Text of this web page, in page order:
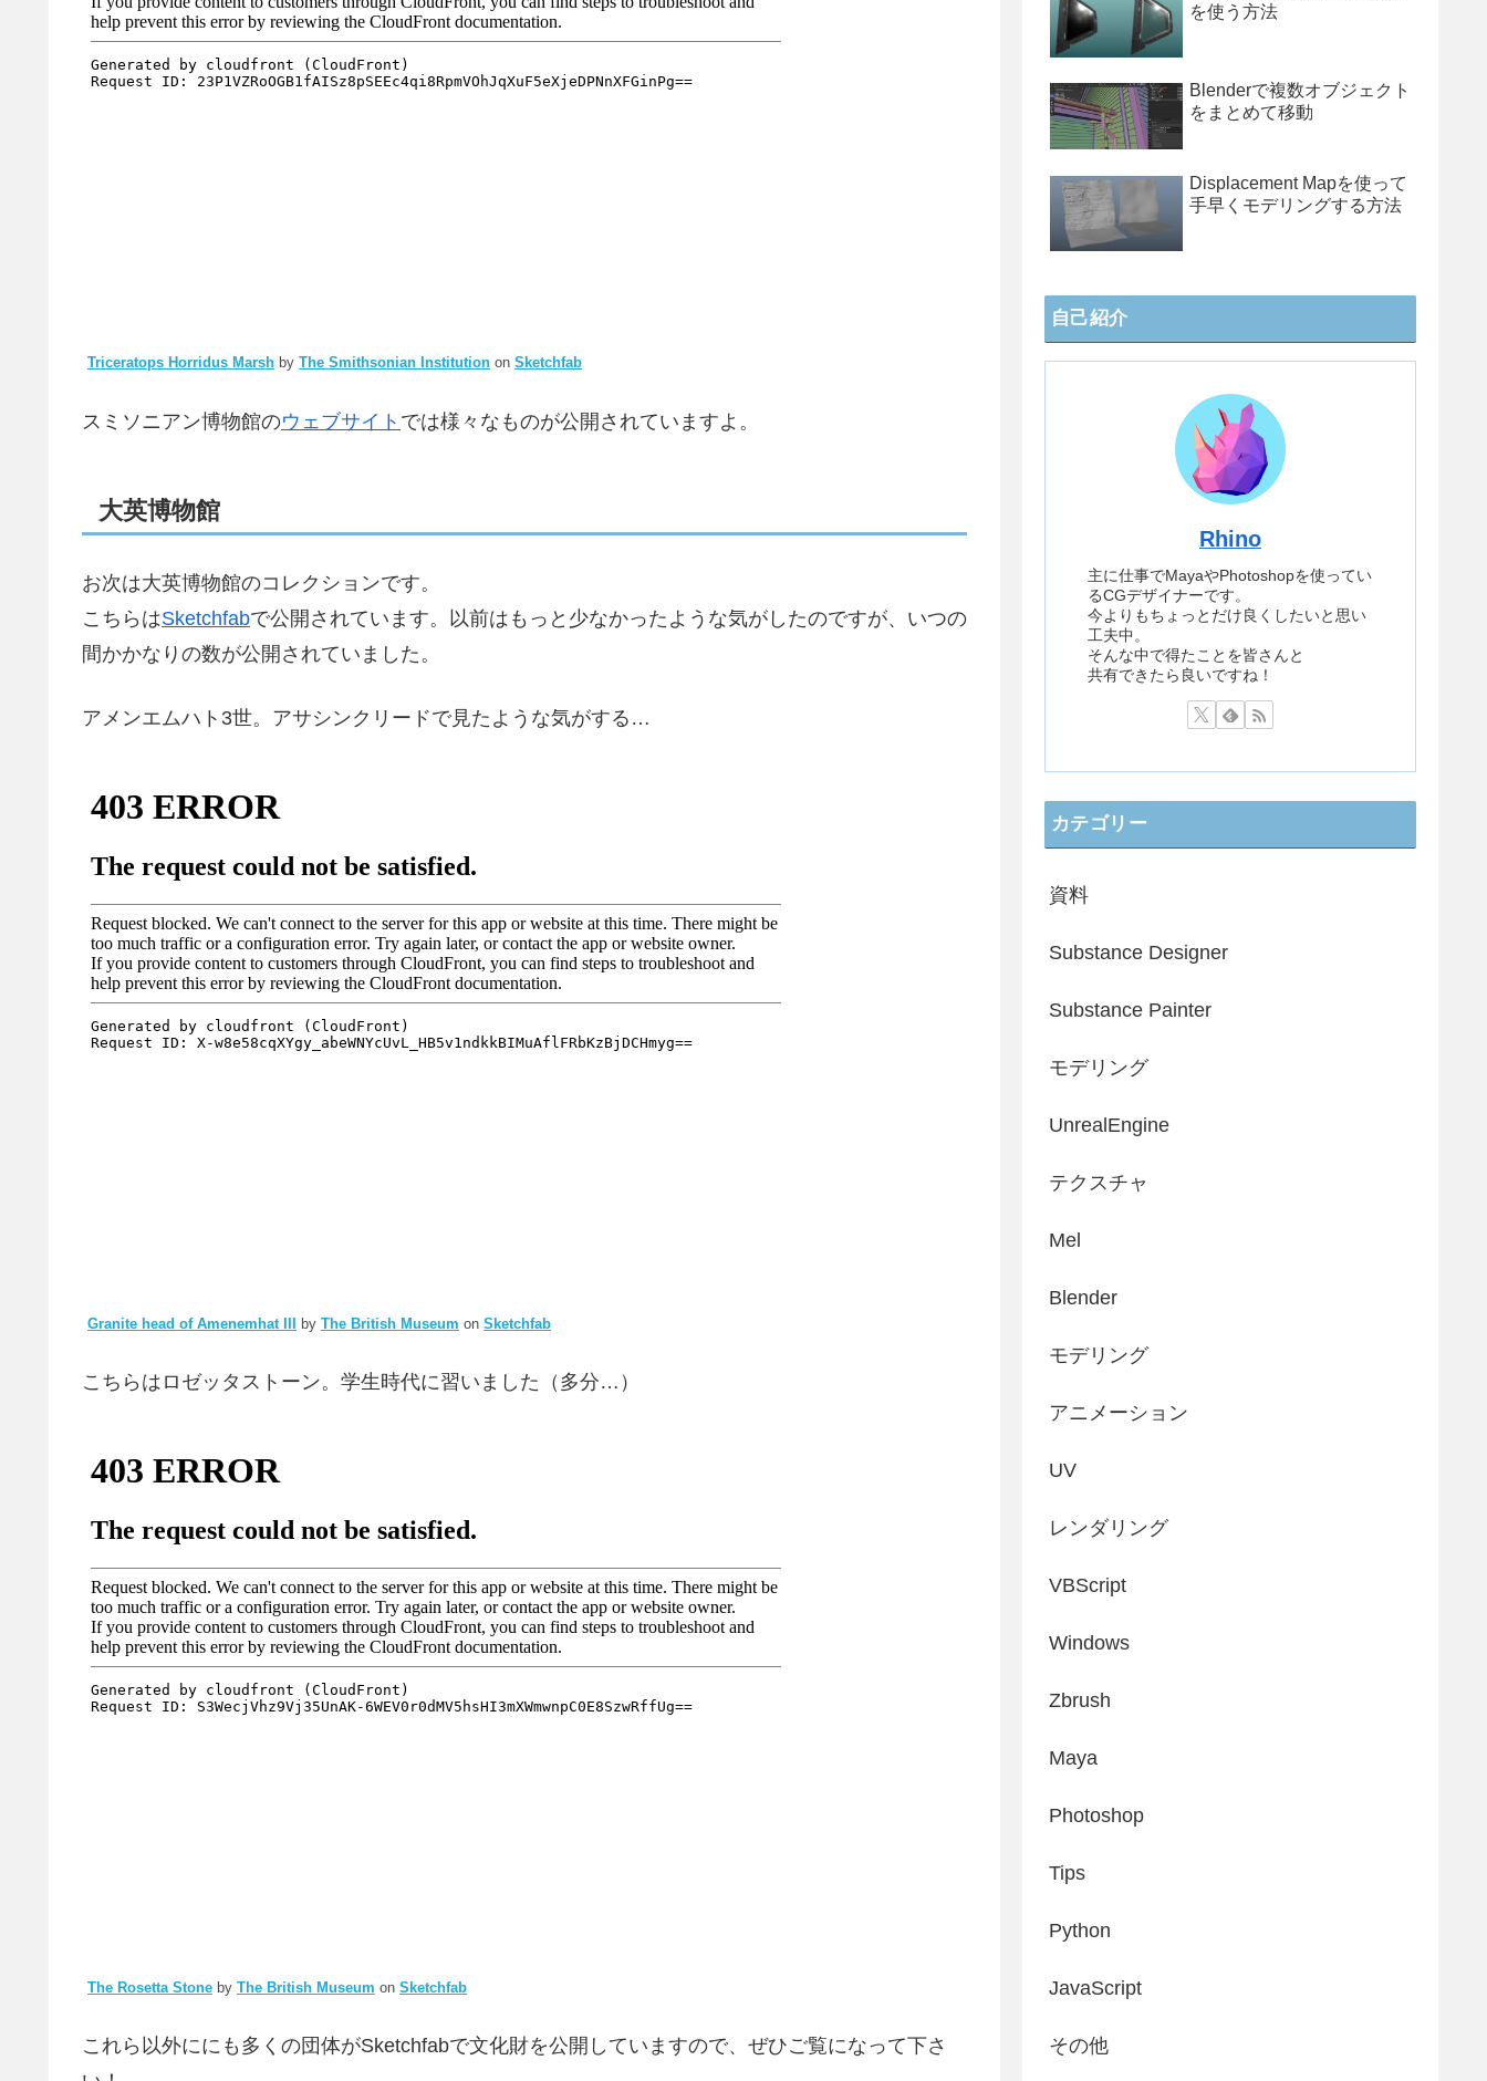
Triceratops Horridus Marsh by The Smithsonian Institution on Sketchfab
スミソニアン博物館のウェブサイト では様々なものが公開されていますよ。
大英博物館
お次は大英博物館のコレクションです。
こちらはSketchfabで公開されています。以前はもっと少なかったような気がしたのですが、いつの
間かかなりの数が公開されていました。
アメンエムハト3世。アサシンクリードで見たような気がする…
Granite head of Amenemhat III by The British Museum on Sketchfab
こちらはロゼッタストーン。学生時代に習いました（多分…）
The Rosetta Stone by The British Museum on Sketchfab
これら以外ににも多くの団体がSketchfabで文化財を公開していますので、ぜひご覧になって下さ
を使う方法
Blenderで複数オブジェクト
をまとめて移動
Displacement Mapを使って
手早くモデリングする方法
自己紹介
Rhino
主に仕事でMayaやPhotoshopを使ってい
るCGデザイナーです。
今よりもちょっとだけ良くしたいと思い
工夫中。
そんな中で得たことを皆さんと
共有できたら良いですね！
カテゴリー
資料
Substance Designer
Substance Painter
モデリング
UnrealEngine
テクスチャ
Mel
Blender
モデリング
アニメーション
UV
レンダリング
VBScript
Windows
Zbrush
Maya
Photoshop
Tips
Python
JavaScript
その他